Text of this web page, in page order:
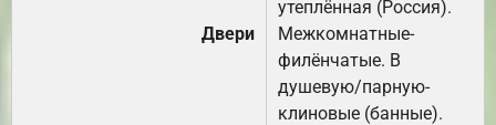
Двери
утеплённая (Россия).
Межкомнатные-
филёнчатые. В
душевую/парную-
клиновые (банные).